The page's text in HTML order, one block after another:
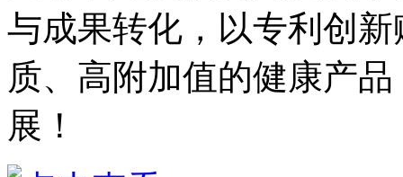
与成果转化，以专利创
质、高附加值的健康产
展！